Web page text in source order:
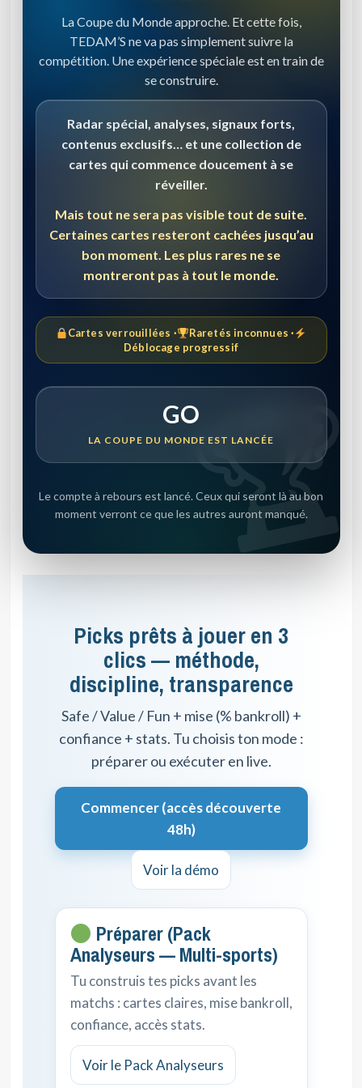
La Coupe du Monde approche. Et cette fois,
TEDAM’S ne va pas simplement suivre la
compétition. Une expérience spéciale est en train de
se construire.
Radar spécial, analyses, signaux forts,
contenus exclusifs… et une collection de
cartes qui commence doucement à se
réveiller.
Mais tout ne sera pas visible tout de suite.
Certaines cartes resteront cachées jusqu’au
bon moment. Les plus rares ne se
montreront pas à tout le monde.
Cartes verrouillées ·
Raretés inconnues ·
Déblocage progressif
GO
LA COUPE DU MONDE EST LANCÉE
Le compte à rebours est lancé. Ceux qui seront là au bon
moment verront ce que les autres auront manqué.
Picks prêts à jouer en 3
clics — méthode,
discipline, transparence
Safe / Value / Fun + mise (% bankroll) +
confiance + stats. Tu choisis ton mode :
préparer ou exécuter en live.
Commencer (accès découverte
48h)
Voir la démo
Préparer (Pack
Analyseurs — Multi-sports)
Tu construis tes picks avant les
matchs : cartes claires, mise bankroll,
confiance, accès stats.
Voir le Pack Analyseurs